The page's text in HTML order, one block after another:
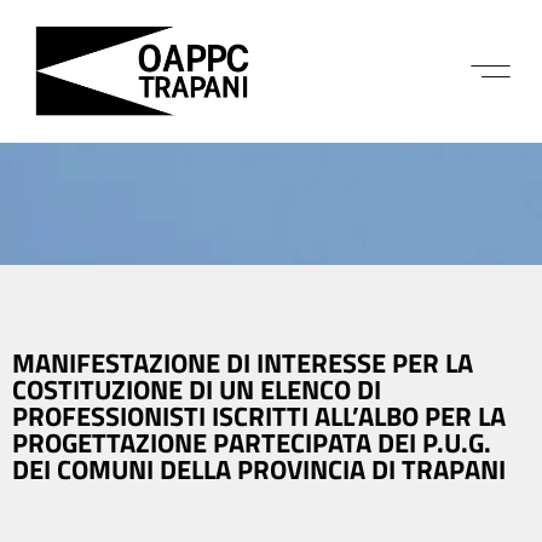
MANIFESTAZIONE DI INTERESSE PER LA
COSTITUZIONE DI UN ELENCO DI
PROFESSIONISTI ISCRITTI ALL’ALBO PER LA
PROGETTAZIONE PARTECIPATA DEI P.U.G.
DEI COMUNI DELLA PROVINCIA DI TRAPANI